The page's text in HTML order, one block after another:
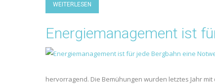
WEITERLESEN
Energiemanagement ist
hervorragend. Die Bemühungen wurden letztes Jahr mit